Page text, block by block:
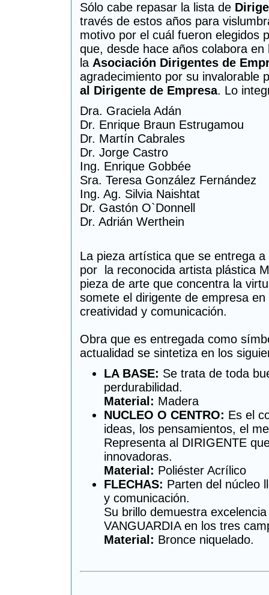
Sólo cabe repasar la lista de
través de estos años para
motivo por el cuál fueron elegidos
que, desde hace años colabora
la Asociación Dirigentes de
agradecimiento por su invalorable
al Dirigente de Empresa. Lo
Dra. Graciela Adán
Dr. Enrique Braun Estrugamou
Dr. Martín Cabrales
Dr. Jorge Castro
Ing. Enrique Gobbée
Sra. Teresa González Fernández
Ing. Ag. Silvia Naishtat
Dr. Gastón O`Donnell
Dr. Adrián Werthein
La pieza artística que se entrega
por la reconocida artista plástica
pieza de arte que concentra la
somete el dirigente de empresa
creatividad y comunicación.
Obra que es entregada como
actualidad se sintetiza en los
LA BASE: Se trata de toda
perdurabilidad.
Material: Madera
NUCLEO O CENTRO: Es el
ideas, los pensamientos, el
Representa al DIRIGENTE
innovadoras.
Material: Poliéster Acrílico
FLECHAS: Parten del núcleo
y comunicación.
Su brillo demuestra
VANGUARDIA en los tres
Material: Bronce niquelado.